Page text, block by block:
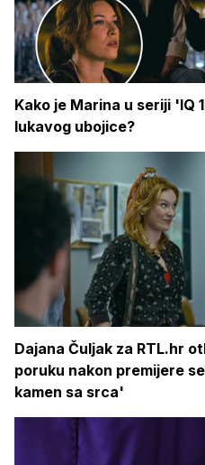
Kako je Marina u seriji 'IQ
lukavog ubojice?
Dajana Čuljak za RTL.hr
poruku nakon premijere
kamen sa srca'